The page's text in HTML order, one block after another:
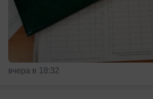
вчера в 18:32